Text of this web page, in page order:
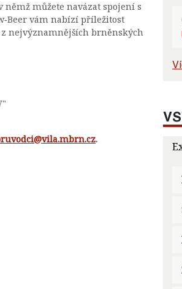
můžete navázat spojení s
vám nabízí příležitost
nejvýznamnějších brněnských
.